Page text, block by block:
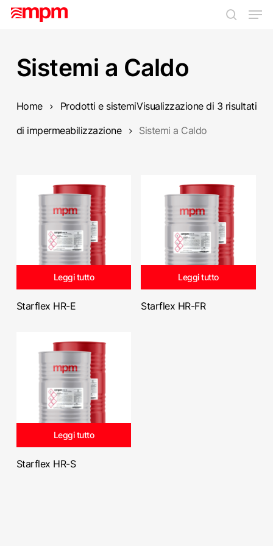
Skip
Sistemi a Caldo
Visualizzazione di 3 risultati
Home
Prodotti e sistemi
di impermeabilizzazione
Sistemi a Caldo
Leggi tutto
Starflex HR-E
Leggi tutto
Starflex HR-FR
Leggi tutto
Starflex HR-S